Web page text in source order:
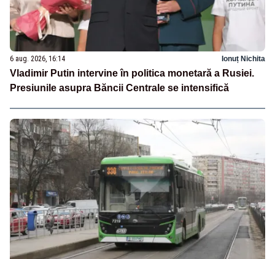
6 aug. 2026, 16:14 Ionuț Nichita
Vladimir Putin intervine în politica monetară a Rusiei.
Presiunile asupra Băncii Centrale se intensifică